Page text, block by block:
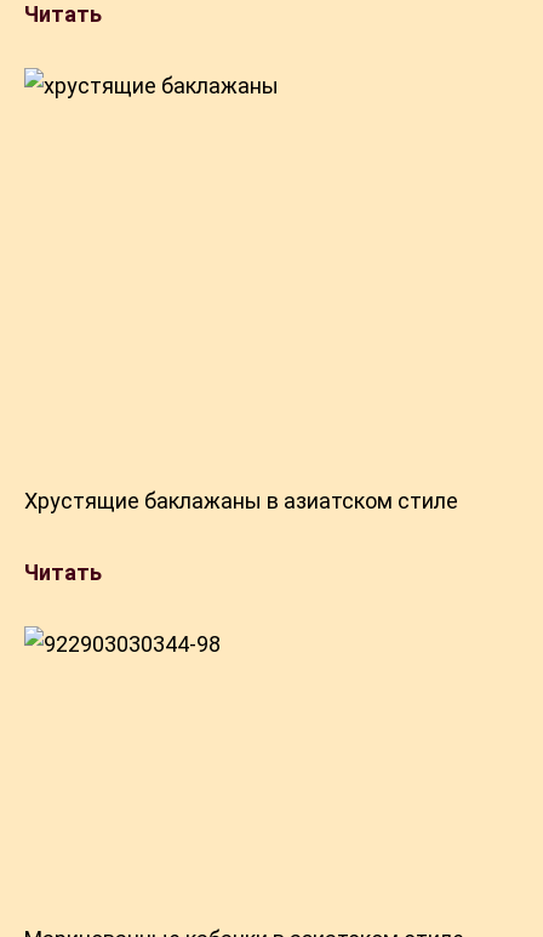
Читать
Хрустящие баклажаны в азиатском стиле
Читать